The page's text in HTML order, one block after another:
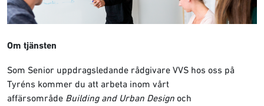
Om tjänsten
Som Senior uppdragsledande rådgivare VVS hos oss på
Tyréns kommer du att arbeta inom vårt
affärsområde Building and Urban Design och